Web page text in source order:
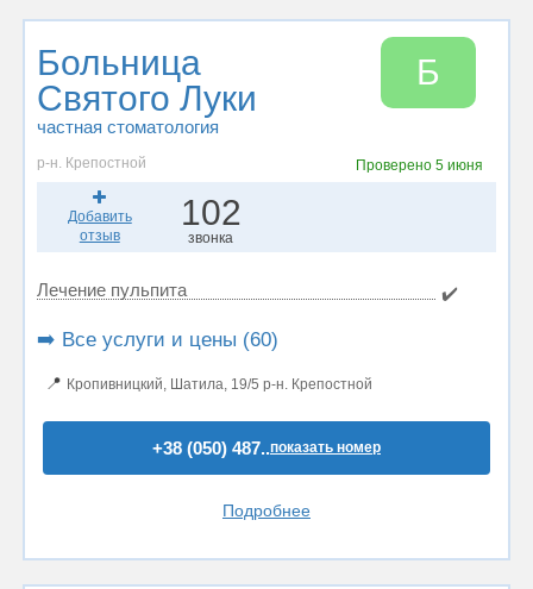
Больница
Святого Луки
частная стоматология
Б
р-н. Крепостной Проверено5 июня
Добавить
отзыв
102
звонка
Лечение пульпита ✔️
➡️ Все услуги и цены (60)
📍 Кропивницкий, Шатила, 19/5 р-н. Крепостной
+38 (050) 487..показать номер
Подробнее